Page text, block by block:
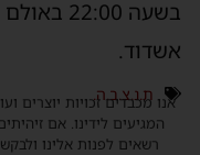
בשעה 22:00
ת.נ.צ.ב.ה.
אנו מכבדים זכויות יוצרים
המגיעים לידינו. אם זיהיתים
רשאים לפנות אלינו ולבקש